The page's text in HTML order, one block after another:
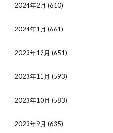
2024年2月 (610)
2024年1月 (661)
2023年12月 (651)
2023年11月 (593)
2023年10月 (583)
2023年9月 (635)